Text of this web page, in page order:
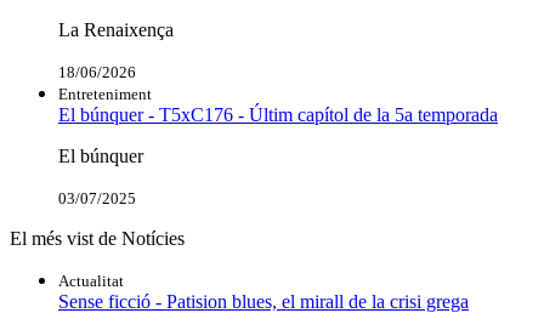
La Renaixença
18/06/2026
Entreteniment
El búnquer - T5xC176 - Últim capítol de la 5a temporada
El búnquer
03/07/2025
El més vist de Notícies
Actualitat
Sense ficció - Patision blues, el mirall de la crisi grega